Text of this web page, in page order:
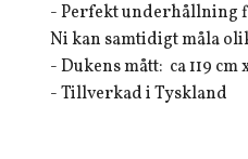
- Perfekt underhållning
Ni kan samtidigt måla
- Dukens mått: ca 119 cm
- Tillverkad i Tyskland